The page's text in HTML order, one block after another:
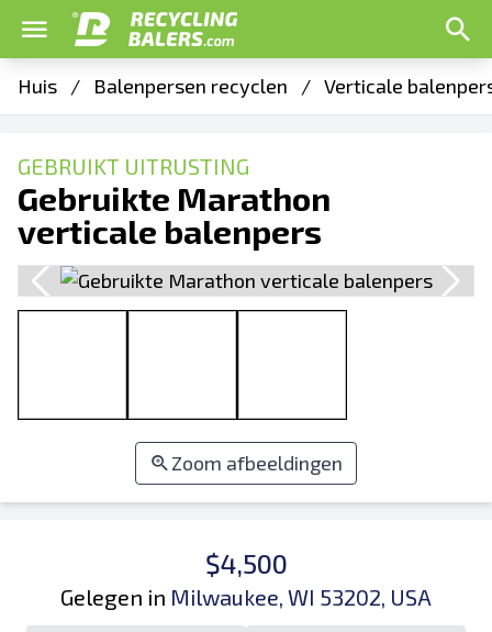
Huis / Balenpersen recyclen / Verticale
GEBRUIKT UITRUSTING
Gebruikte Marathon
verticale balenpers
Zoom afbeeldingen
$4,500
Gelegen in Milwaukee, WI 53202, USA